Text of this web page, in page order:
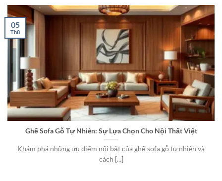
Ghế Sofa Gỗ Tự Nhiên: Sự Lựa Chọn Cho Nội Thất Việt
Khám phá những ưu điểm nổi bật của ghế sofa gỗ tự nhiên và
cách [...]
05
Th8